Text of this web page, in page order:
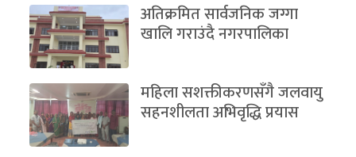
अतिक्रमित सार्वजनिक जग्गा
खालि गराउंदै नगरपालिका
महिला सशक्तीकरणसँगै जलवायु
सहनशीलता अभिवृद्धि प्रयास